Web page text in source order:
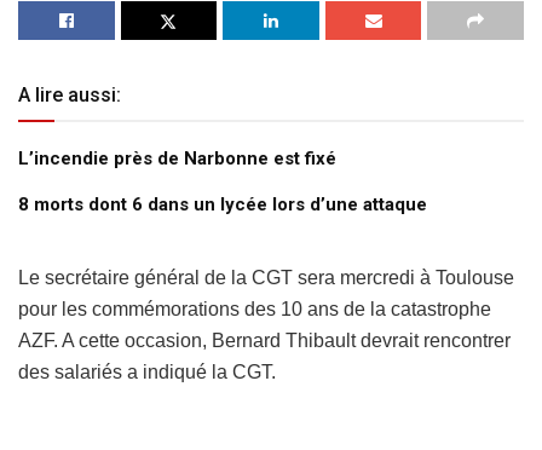
A lire aussi:
L’incendie près de Narbonne est fixé
8 morts dont 6 dans un lycée lors d’une attaque
Le secrétaire général de la CGT sera mercredi à Toulouse
pour les commémorations des 10 ans de la catastrophe
AZF. A cette occasion, Bernard Thibault devrait rencontrer
des salariés a indiqué la CGT.